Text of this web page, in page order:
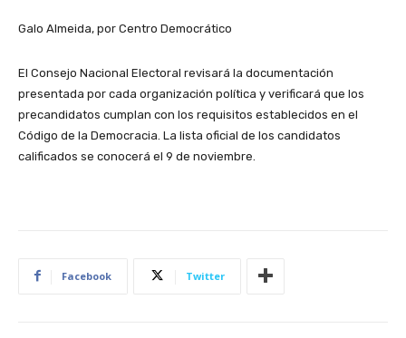
Galo Almeida, por Centro Democrático
El Consejo Nacional Electoral revisará la documentación
presentada por cada organización política y verificará que los
precandidatos cumplan con los requisitos establecidos en el
Código de la Democracia. La lista oficial de los candidatos
calificados se conocerá el 9 de noviembre.
Facebook Twitter